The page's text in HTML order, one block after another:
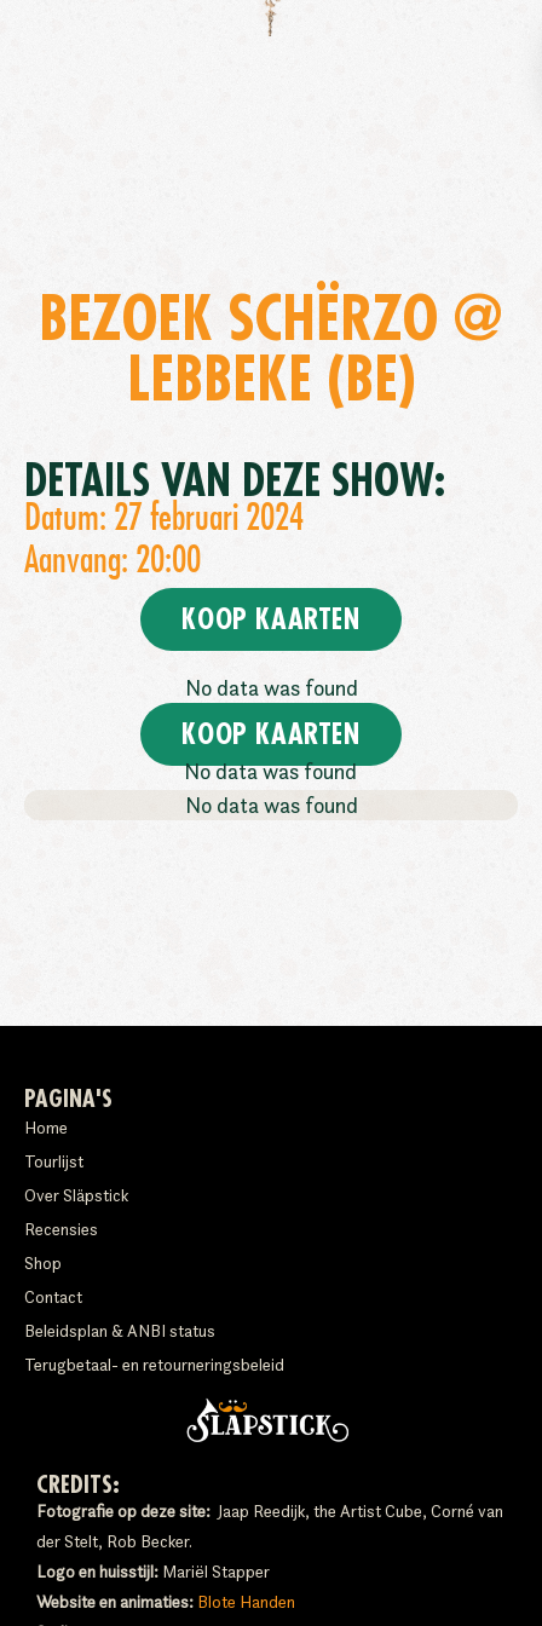
BEZOEK SCHËRZO @
LEBBEKE (BE)
DETAILS VAN DEZE SHOW:
Datum: 27 februari 2024
Aanvang: 20:00
KOOP KAARTEN
No data was found
KOOP KAARTEN
No data was found
No data was found
PAGINA'S
Home
Tourlijst
Over Släpstick
Recensies
Shop
Contact
Beleidsplan & ANBI status
Terugbetaal- en retourneringsbeleid
CREDITS:
Fotografie op deze site: Jaap Reedijk, the Artist Cube, Corné van
der Stelt, Rob Becker.
Logo en huisstijl: Mariël Stapper
Website en animaties: Blote Handen